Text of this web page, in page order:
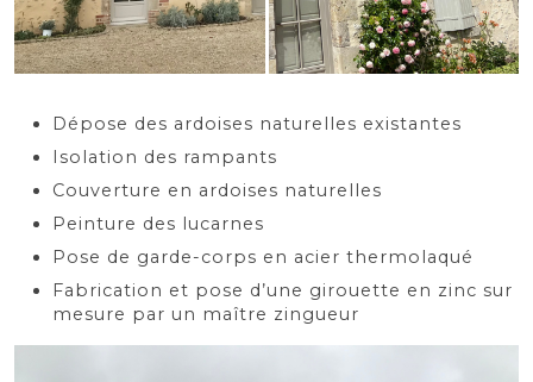
Dépose des ardoises naturelles existantes
Isolation des rampants
Couverture en ardoises naturelles
Peinture des lucarnes
Pose de garde-corps en acier thermolaqué
Fabrication et pose d’une girouette en zinc sur
mesure par un maître zingueur